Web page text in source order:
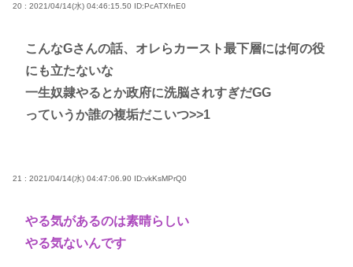
20 : 2021/04/14(水) 04:46:15.50 ID:PcATXfnE0
こんなGさんの話、オレらカースト最下層には何の役
にも立たないな
一生奴隷やるとか政府に洗脳されすぎだGG
っていうか誰の複垢だこいつ>>1
21 : 2021/04/14(水) 04:47:06.90 ID:vkKsMPrQ0
やる気があるのは素晴らしい
やる気ないんです